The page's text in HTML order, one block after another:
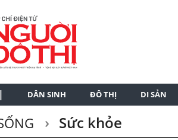
| DÂN SINH ĐÔ THỊ DI SẢN
Sức khỏe